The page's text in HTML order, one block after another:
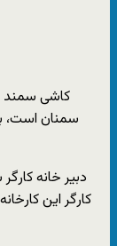
کاشی سمند
سمنان است،